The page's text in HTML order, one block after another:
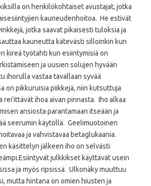
on henkilökohtaiset avustajat, jotka
kauneudenhoitoa. He estivät
jotka saavat pikaisesti tuloksia ja
kauneutta kätevästi silloinkin kun
kireä työtahti kun esiintymisiä on
ja uusien solujen hyvään
ihorulla vastaa tavallaan syvää
on pikkuruisia piikkejä, niin kutsuttuja
rei’ittävät ihoa aivan pinnasta. Iho alkaa
ansiosta parantamaan itseään ja
seerumin käytöllä. Geelimuotoinen
ja vahvistavaa betaglukaania.
käsittelyn jälkeen iho on selvästi
julkkikset käyttävät usein
ja myös ripsissä. Ulkonäky muuttuu
mutta hintana on omien hiusten ja